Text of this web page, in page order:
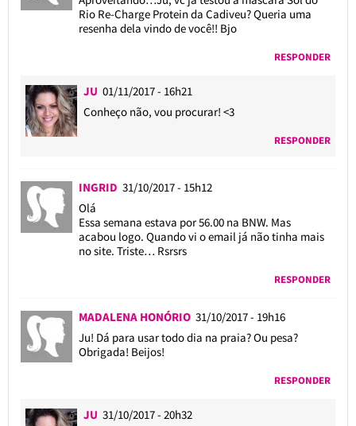
Rio Re-Charge Protein da Cadiveu? Queria uma
resenha dela vindo de você!! Bjo
RESPONDER
JU 01/11/2017 - 16h21
Conheço não, vou procurar! <3
RESPONDER
INGRID 31/10/2017 - 15h12
Olá
Essa semana estava por 56.00 na BNW. Mas
acabou logo. Quando vi o email já não tinha mais
no site. Triste… Rsrsrs
RESPONDER
MADALENA HONÓRIO 31/10/2017 - 19h16
Ju! Dá para usar todo dia na praia? Ou pesa?
Obrigada! Beijos!
RESPONDER
JU 31/10/2017 - 20h32